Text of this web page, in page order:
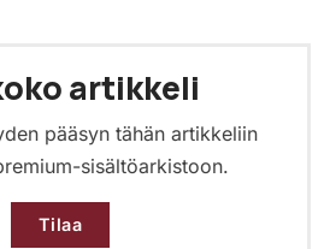
artikkeli
pääsyn tähän artikkeliin
sisältöarkistoon.
Tilaa